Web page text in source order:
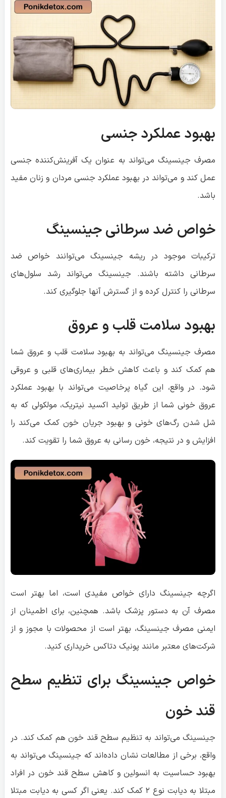
بهبود عملکرد جنسی
مصرف جینسینگ می‌تواند به عنوان یک آفرینش‌کننده جنسی
عمل کند و می‌تواند در بهبود عملکرد جنسی مردان و زنان مفید
باشد.
خواص ضد سرطانی جینسینگ
ترکیبات موجود در ریشه جینسینگ می‌توانند خواص ضد
سرطانی داشته باشند. جینسینگ می‌تواند رشد سلول‌های
سرطانی را کنترل کرده و از گسترش آنها جلوگیری کند.
بهبود سلامت قلب و عروق
مصرف جینسینگ می‌تواند به بهبود سلامت قلب و عروق شما
هم کمک کند و باعث کاهش خطر بیماری‌های قلبی و عروقی
شود. در واقع، این گیاه پرخاصیت می‌تواند با بهبود عملکرد
عروق خونی شما از طریق تولید اکسید نیتریک، مولکولی که به
شل شدن رگ‌های خونی و بهبود جریان خون کمک می‌کند را
افزایش و در نتیجه، خون رسانی به عروق شما را تقویت کند.
اگرچه جینسینگ دارای خواص مفیدی است، اما بهتر است
مصرف آن به دستور پزشک باشد. همچنین، برای اطمینان از
ایمنی مصرف جینسینگ، بهتر است از محصولات با مجوز و از
شرکت‌های معتبر مانند پونیک دتاکس خریداری کنید.
خواص جینسینگ برای تنظیم سطح
قند خون
جینسینگ می‌تواند به تنظیم سطح قند خون هم کمک کند. در
واقع، برخی از مطالعات نشان داده‌اند که جینسینگ می‌تواند به
بهبود حساسیت به انسولین و کاهش سطح قند خون در افراد
مبتلا به دیابت نوع ۲ کمک کند. یعنی اگر کسی به دیابت مبتلا